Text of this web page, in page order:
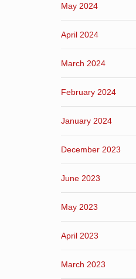
May 2024
April 2024
March 2024
February 2024
January 2024
December 2023
June 2023
May 2023
April 2023
March 2023